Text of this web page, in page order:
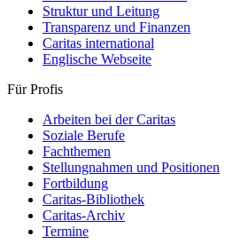
Struktur und Leitung
Transparenz und Finanzen
Caritas international
Englische Webseite
Für Profis
Arbeiten bei der Caritas
Soziale Berufe
Fachthemen
Stellungnahmen und Positionen
Fortbildung
Caritas-Bibliothek
Caritas-Archiv
Termine